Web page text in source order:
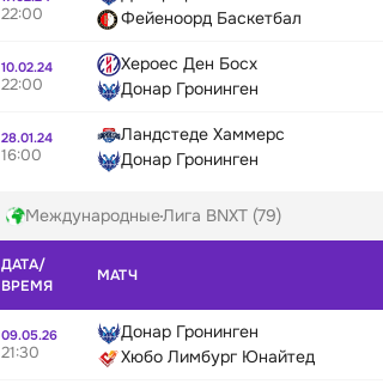
22:00
Фейеноорд Баскетбал
10.02.24
22:00
Хероес Ден Босх
Донар Гронинген
28.01.24
16:00
Ландстеде Хаммерс
Донар Гронинген
МеждународныеЛига BNXT (79)
ДАТА/
ВРЕМЯ
МАТЧ
09.05.26
21:30
Донар Гронинген
Хюбо Лимбург Юнайтед